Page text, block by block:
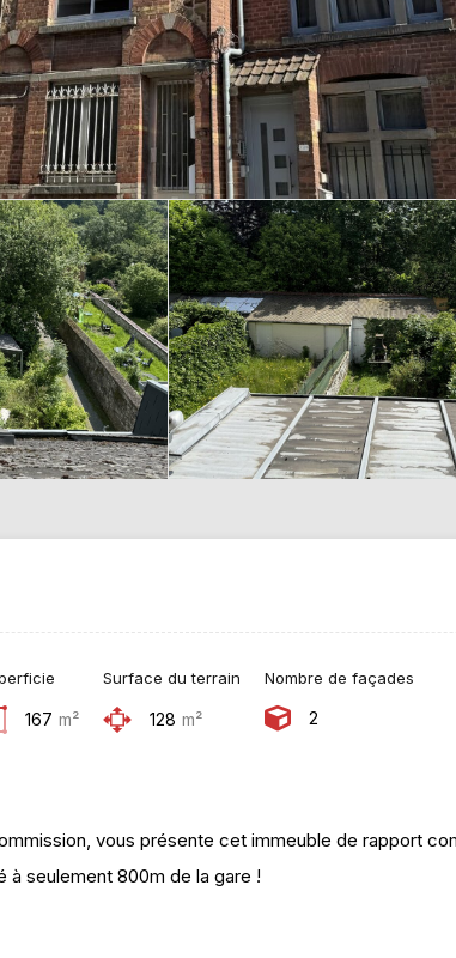
167 m²
Surface du terrain
128 m²
Nombre de façades
2
vous présente cet immeuble de rapport
à seulement 800m de la gare !